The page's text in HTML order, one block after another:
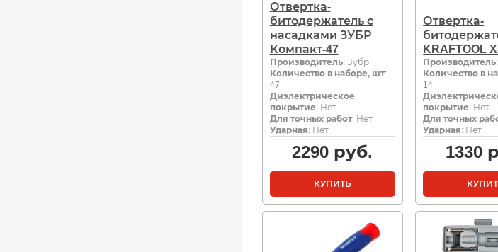
Отвертка-
битодержатель с
насадками ЗУБР
Компакт-47
Производитель: Зубр
Количество в наборе, шт:
47
Диэлектрическое
покрытие: Нет
Для точных работ: Нет
Ударная: Нет
2290 руб.
КУПИТЬ
Отвертка-
KRAFTOOL
Производитель
Количество в
14
покрытие: Нет
Для точных
Ударная: Нет
1330